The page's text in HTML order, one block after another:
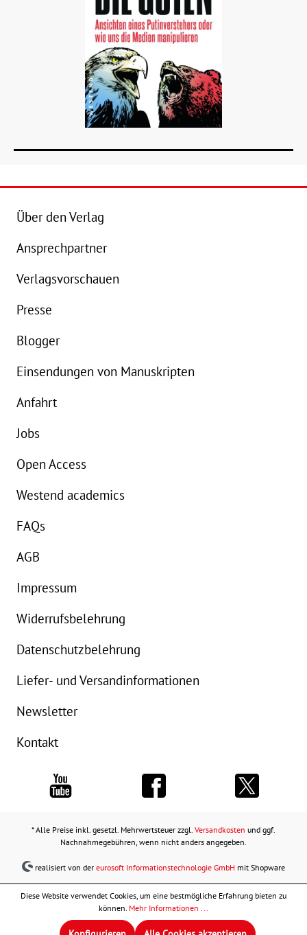
Über den Verlag
Ansprechpartner
Verlagsvorschauen
Presse
Blogger
Einsendungen von Manuskripten
Anfahrt
Jobs
Open Access
Westend academics
FAQs
AGB
Impressum
Widerrufsbelehrung
Datenschutzbelehrung
Liefer- und Versandinformationen
Newsletter
Kontakt
* Alle Preise inkl. gesetzl. Mehrwertsteuer zzgl. Versandkosten und ggf.
Nachnahmegebühren, wenn nicht anders angegeben.
realisiert von dereurosoft Informationstechnologie GmbH mit Shopware
Diese Website verwendet Cookies, um eine bestmögliche Erfahrung bieten zu
können. Mehr Informationen ...